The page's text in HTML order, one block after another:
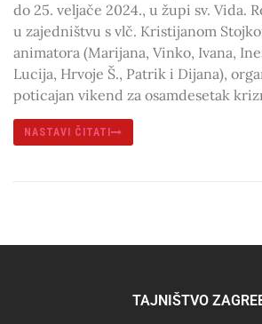
do 25. veljače 2024., u župi sv. Vida.
u zajedništvu s vlč. Kristijanom
animatora (Marijana, Vinko, Ivana,
Lucija, Hrvoje Š., Patrik i Dijana),
poticajan vikend za osamdesetak
NASTAVI ČITATI
TAJNIŠTVO